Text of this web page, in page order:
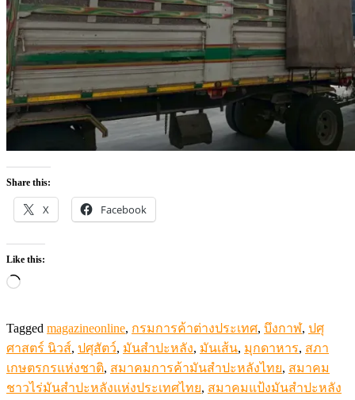
Share this:
X Facebook
Like this:
Loading…
Tagged magazineonline, กรมการค้าต่างประเทศ, บึงกาฬ, ปศุ
ศาสตร์ นิวส์, ปศุสัตว์, มันสำปะหลัง, มันเส้น, มุกดาหาร, สภา
เกษตรกรแห่งชาติ, สมาคมการค้ามันสำปะหลังไทย, สมาคม
ชาวไร่มันสำปะหลังแห่งประเทศไทย, สมาคมแป้งมันสำปะหลัง